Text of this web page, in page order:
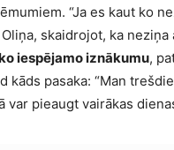
“Ja es kaut ko
skaidrojot, ka
iespējamo iznākumu,
kāds pasaka: “Man
var pieaugt vairākas